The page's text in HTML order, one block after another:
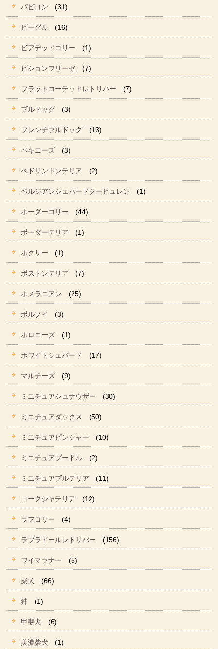
パピヨン (31)
ビーグル (16)
ビアデッドコリー (1)
ビションフリーゼ (7)
フラットコーテッドレトリバー (7)
ブルドッグ (3)
フレンチブルドッグ (13)
ペキニーズ (3)
ベドリントンテリア (2)
ベルジアンシェパードタービュレン (1)
ボーダーコリー (44)
ボーダーテリア (1)
ボクサー (1)
ボストンテリア (7)
ポメラニアン (25)
ボルゾイ (3)
ボロニーズ (1)
ホワイトシェパード (17)
マルチーズ (9)
ミニチュアシュナウザー (30)
ミニチュアダックス (50)
ミニチュアピンシャー (10)
ミニチュアプードル (2)
ミニチュアブルテリア (11)
ヨークシャテリア (12)
ラフコリー (4)
ラブラドールレトリバー (156)
ワイマラナー (5)
柴犬 (66)
狆 (1)
甲斐犬 (6)
美濃柴犬 (1)